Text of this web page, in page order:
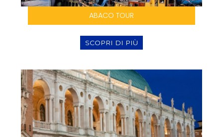
ABACO TOUR
SCOPRI DI PIÙ